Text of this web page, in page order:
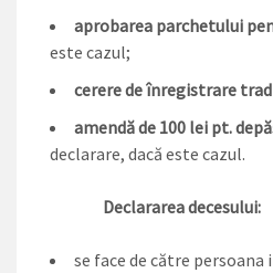
aprobarea parchetului
este cazul;
cerere de înregistrare
amendă de 100 lei pt.
declarare, dacă este cazul.
Declararea decesului:
se face de către